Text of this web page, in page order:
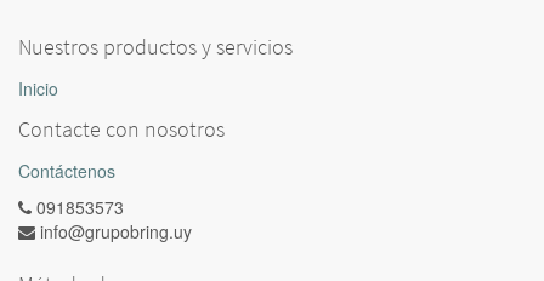
Nuestros productos y servicios
Inicio
Contacte con nosotros
Contáctenos
091853573
info@grupobring.uy